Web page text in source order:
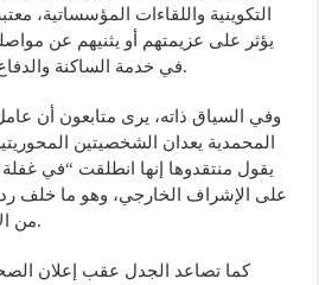
التكوينية واللقاءات المؤسساتية،
يؤثر على عزيمتهم أو يثنيهم عن
في خدمة الساكنة والدفاع عن قضايا الشأن المحلي.
وفي السياق ذاته، يرى متابعون أن
المحمدية يعدان الشخصيتين
يقول منتقدوها إنها انطلقت “في غفلة
على الإشراف الخارجي، وهو ما خلف
من الأوساط المحلية والإعلامية.
كما تصاعد الجدل عقب إعلان